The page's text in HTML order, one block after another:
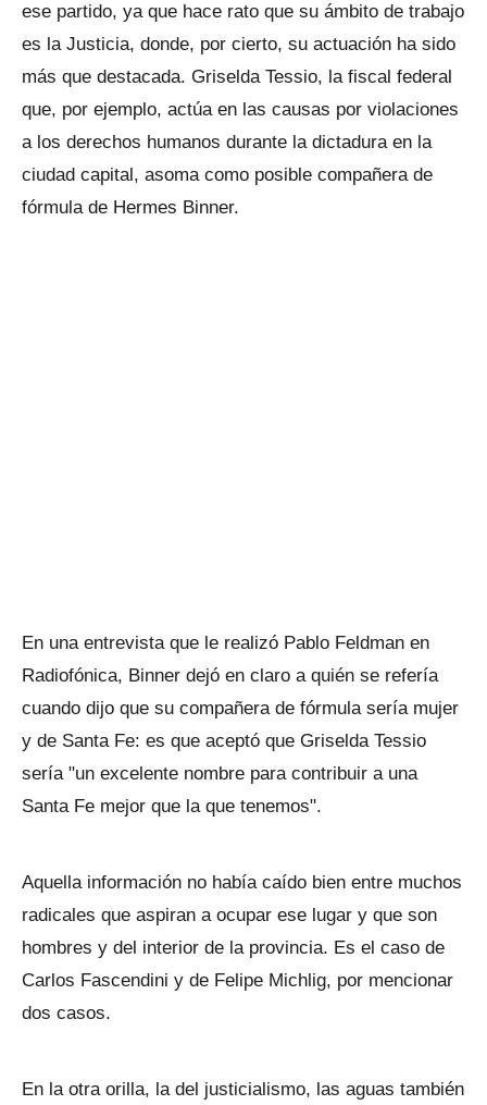
ese partido, ya que hace rato que su ámbito de trabajo
es la Justicia, donde, por cierto, su actuación ha sido
más que destacada. Griselda Tessio, la fiscal federal
que, por ejemplo, actúa en las causas por violaciones
a los derechos humanos durante la dictadura en la
ciudad capital, asoma como posible compañera de
fórmula de Hermes Binner.
En una entrevista que le realizó Pablo Feldman en
Radiofónica, Binner dejó en claro a quién se refería
cuando dijo que su compañera de fórmula sería mujer
y de Santa Fe: es que aceptó que Griselda Tessio
sería "un excelente nombre para contribuir a una
Santa Fe mejor que la que tenemos".
Aquella información no había caído bien entre muchos
radicales que aspiran a ocupar ese lugar y que son
hombres y del interior de la provincia. Es el caso de
Carlos Fascendini y de Felipe Michlig, por mencionar
dos casos.
En la otra orilla, la del justicialismo, las aguas también